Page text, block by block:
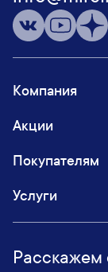
Компания
Акции
Покупателям
Услуги
Расскажем